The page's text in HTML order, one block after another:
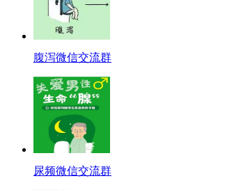
腹泻微信交流群
尿频微信交流群